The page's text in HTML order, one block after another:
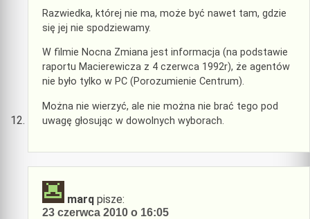
Razwiedka, której nie ma, może być nawet tam, gdzie
się jej nie spodziewamy.
W filmie Nocna Zmiana jest informacja (na podstawie
raportu Macierewicza z 4 czerwca 1992r), że agentów
nie było tylko w PC (Porozumienie Centrum).
Można nie wierzyć, ale nie można nie brać tego pod
uwagę głosując w dowolnych wyborach.
marq pisze:
23 czerwca 2010 o 16:05